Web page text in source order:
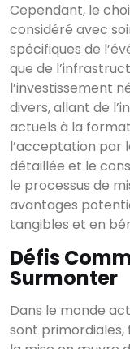
Cependant, le
considéré avec
spécifiques de
que de
l’investissement
divers, allant de
actuels à la
l’acceptation par
détaillée et le
le processus de
avantages
tangibles et en
Défis
Surmonter
Dans le monde
sont primordiales,